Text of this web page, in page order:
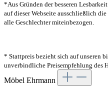
*Aus Gründen der besseren
auf dieser Webseite ausschließlich
alle Geschlechter miteinbezogen.
* Stattpreis bezieht sich auf unseren
unverbindliche Preisempfehlung des
Möbel Ehrmann